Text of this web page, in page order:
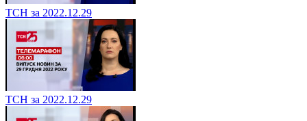
ТСН за 2022.12.29
ТСН за 2022.12.29